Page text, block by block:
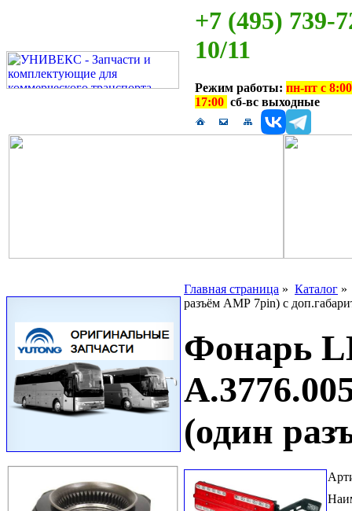
+7 (495) 739-
10/11
Режим работы: пн-пт с
17:00 сб-вс выходные
Главная страница » Каталог
разъём АМР 7pin) c
Фонарь
(один